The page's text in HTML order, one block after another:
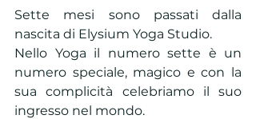
Sette mesi sono passati dalla
nascita di Elysium Yoga Studio.
Nello Yoga il numero sette è un
numero speciale, magico e con la
sua complicità celebriamo il suo
ingresso nel mondo.